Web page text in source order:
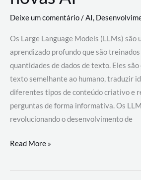
Deixe um comentário/AI,
Os Large Language Models (LLMs) são
aprendizado profundo que são
quantidades de dados de texto. Eles
texto semelhante ao humano, traduzir
diferentes tipos de conteúdo criativo e
perguntas de forma informativa. Os
revolucionando o desenvolvimento de
Large
Models
Read More »